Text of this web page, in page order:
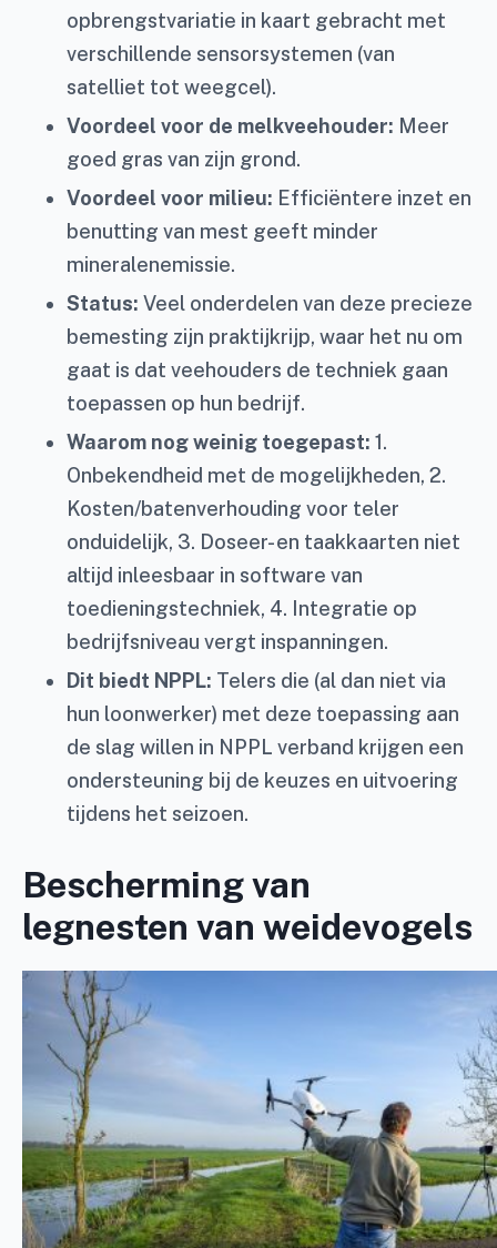
opbrengstvariatie in kaart gebracht met
verschillende sensorsystemen (van
satelliet tot weegcel).
Voordeel voor de melkveehouder: Meer
goed gras van zijn grond.
Voordeel voor milieu: Efficiëntere inzet en
benutting van mest geeft minder
mineralenemissie.
Status: Veel onderdelen van deze precieze
bemesting zijn praktijkrijp, waar het nu om
gaat is dat veehouders de techniek gaan
toepassen op hun bedrijf.
Waarom nog weinig toegepast: 1.
Onbekendheid met de mogelijkheden, 2.
Kosten/batenverhouding voor teler
onduidelijk, 3. Doseer- en taakkaarten niet
altijd inleesbaar in software van
toedieningstechniek, 4. Integratie op
bedrijfsniveau vergt inspanningen.
Dit biedt NPPL: Telers die (al dan niet via
hun loonwerker) met deze toepassing aan
de slag willen in NPPL verband krijgen een
ondersteuning bij de keuzes en uitvoering
tijdens het seizoen.
Bescherming van
legnesten van weidevogels